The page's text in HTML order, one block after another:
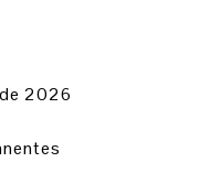
2026